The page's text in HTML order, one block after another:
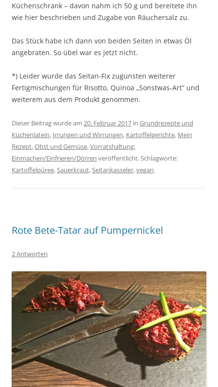
Küchenschrank – davon nahm ich 50 g und bereitete ihn
wie hier beschrieben und Zugabe von Räuchersalz zu.
Das Stück habe ich dann von beiden Seiten in etwas Öl
angebraten. So übel war es jetzt nicht.
*) Leider wurde das Seitan-Fix zugunsten weiterer
Fertigmischungen für Risotto, Quinoa „Sonstwas-Art“ und
weiterem aus dem Produkt genommen.
Dieser Beitrag wurde am 20. Februar 2017 in Grundrezepte und
Küchenlatein, Irrungen und Wirrungen, Kartoffelgerichte, Mein
Rezept,Obst und Gemüse,Vorratshaltung:
Einmachen/Einfrieren/Dörren veröffentlicht. Schlagworte:
Kartoffelpüree,Sauerkraut,Seitankasseler,vegan.
Rote Bete-Tatar auf Pumpernickel
2 Antworten